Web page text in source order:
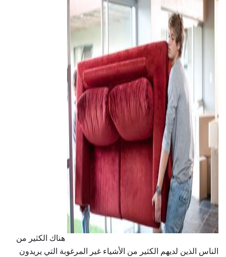
ad
هناك الكثير من
الناس الذين لديهم الكثير من الأشياء غير المرغوبة التي يريدون